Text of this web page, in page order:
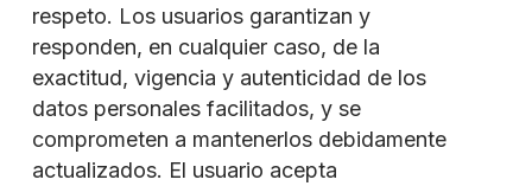
respeto. Los usuarios garantizan y
responden, en cualquier caso, de la
exactitud, vigencia y autenticidad de los
datos personales facilitados, y se
comprometen a mantenerlos debidamente
actualizados. El usuario acepta